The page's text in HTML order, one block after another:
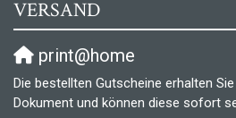
VERSAND
print@home
Die bestellten Gutscheine erhalten
Dokument und können diese sofort